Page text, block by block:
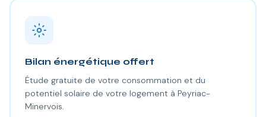
Bilan énergétique offert
Étude gratuite de votre consommation et du
potentiel solaire de votre logement à Peyriac-
Minervois.